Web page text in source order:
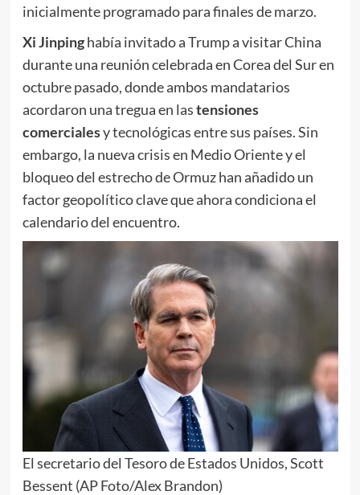
inicialmente programado para finales de marzo.
Xi Jinpinghabía invitado a Trump a visitar China
durante una reunión celebrada en Corea del Sur en
octubre pasado, donde ambos mandatarios
acordaron una tregua en lastensiones
comercialesy tecnológicas entre sus países. Sin
embargo, la nueva crisis en Medio Oriente y el
bloqueo del estrecho de Ormuz han añadido un
factor geopolítico clave que ahora condiciona el
calendario del encuentro.
El secretario del Tesoro de Estados Unidos, Scott
Bessent (AP Foto/Alex Brandon)